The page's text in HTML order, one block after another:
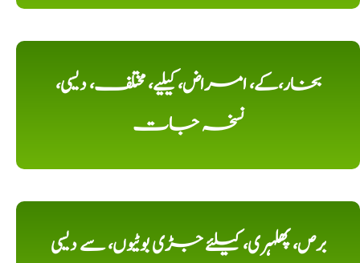
بخار،کے، امراض، کیلیے، مختلف، دیسی،
نسخہ جات
برص، پھلہری، کیلئے جڑی بوٹیوں، سے دیسی